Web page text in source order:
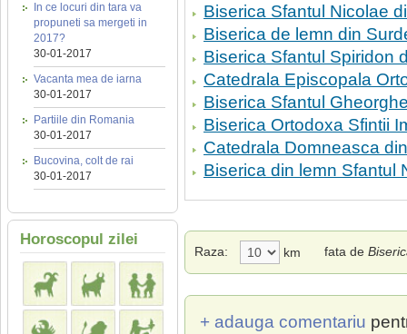
In ce locuri din tara va
propuneti sa mergeti in
2017?
30-01-2017
Vacanta mea de iarna
30-01-2017
Partiile din Romania
30-01-2017
Bucovina, colt de rai
30-01-2017
Horoscopul zilei
Biserica Sfantul Nicolae
Biserica de lemn din
Biserica Sfantul Spiridon
Catedrala Episcopala
Biserica Sfantul
Biserica Ortodoxa Sfintii
Catedrala Domneasca
Biserica din lemn Sfantul
Raza: km fata de
+ adauga comentariu